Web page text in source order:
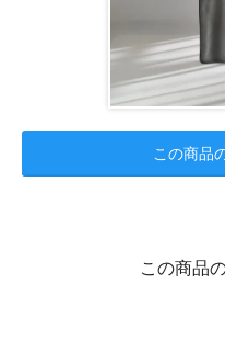
この商品
この商品